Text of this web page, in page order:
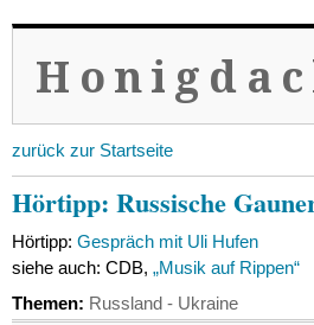
zurück zur Startseite
Hörtipp: Russische
Hörtipp: Gespräch mit Uli Hufen
siehe auch: CDB, „Musik auf Rippen“
Themen: Russland - Ukraine